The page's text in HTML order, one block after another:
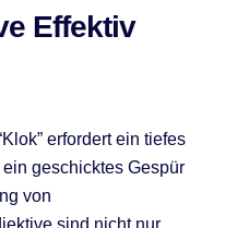
Effektiv
erfordert ein tiefes
geschicktes Gespür
von
sind nicht nur